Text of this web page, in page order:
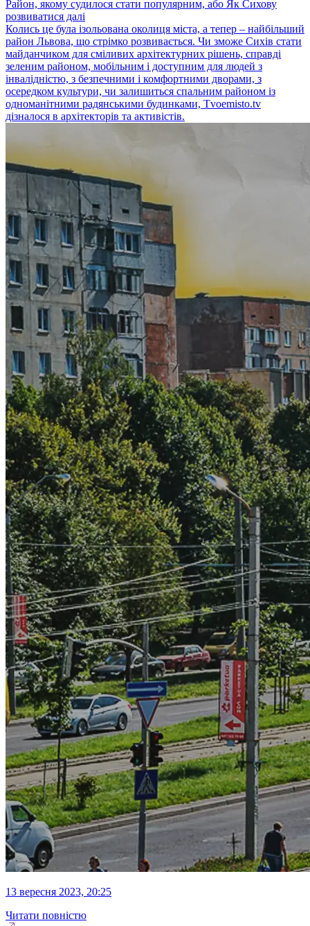
Район, якому судилося стати популярним, або Як Сихову
розвиватися далі
Колись це була ізольована околиця міста, а тепер – найбільший
район Львова, що стрімко розвивається. Чи зможе Сихів стати
майданчиком для сміливих архітектурних рішень, справді
зеленим районом, мобільним і доступним для людей з
інвалідністю, з безпечними і комфортними дворами, з
осередком культури, чи залишиться спальним районом із
одноманітними радянськими будинками, Тvoemisto.tv
дізналося в архітекторів та активістів.
13 вересня 2023, 20:25
Читати повністю